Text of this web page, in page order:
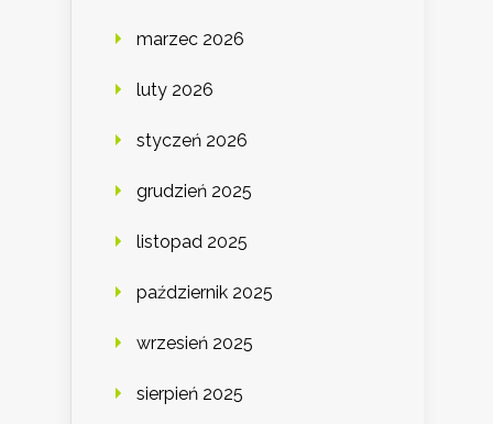
marzec 2026
luty 2026
styczeń 2026
grudzień 2025
listopad 2025
październik 2025
wrzesień 2025
sierpień 2025